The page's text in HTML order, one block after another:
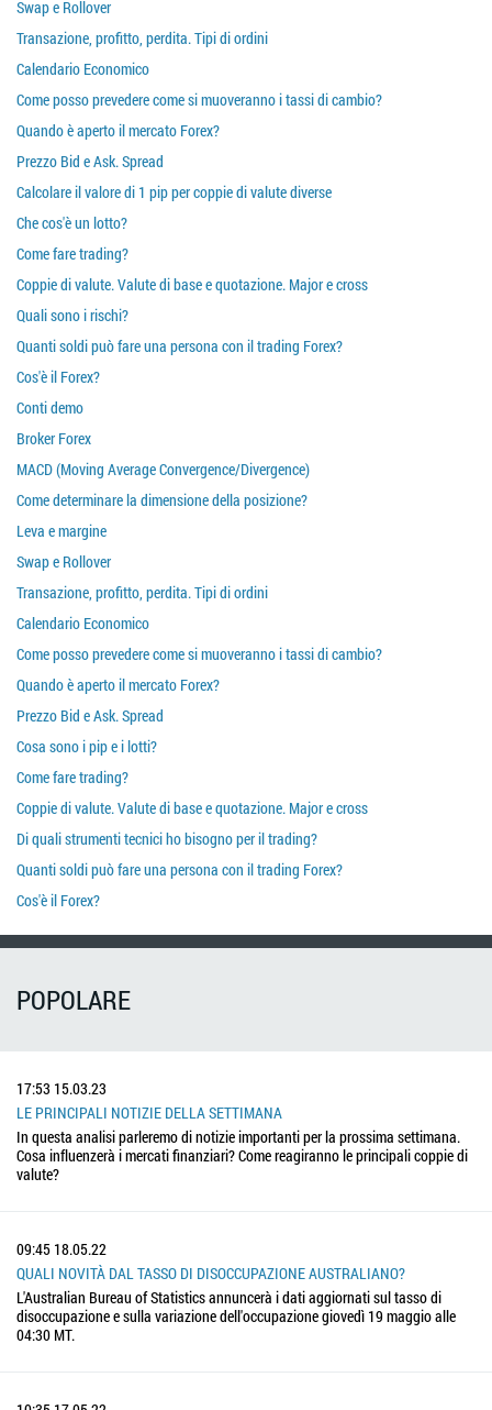
Swap e Rollover
Transazione, profitto, perdita. Tipi di ordini
Calendario Economico
Come posso prevedere come si muoveranno i tassi di cambio?
Quando è aperto il mercato Forex?
Prezzo Bid e Ask. Spread
Calcolare il valore di 1 pip per coppie di valute diverse
Che cos'è un lotto?
Come fare trading?
Coppie di valute. Valute di base e quotazione. Major e cross
Quali sono i rischi?
Quanti soldi può fare una persona con il trading Forex?
Cos'è il Forex?
Conti demo
Broker Forex
MACD (Moving Average Convergence/Divergence)
Come determinare la dimensione della posizione?
Leva e margine
Swap e Rollover
Transazione, profitto, perdita. Tipi di ordini
Calendario Economico
Come posso prevedere come si muoveranno i tassi di cambio?
Quando è aperto il mercato Forex?
Prezzo Bid e Ask. Spread
Cosa sono i pip e i lotti?
Come fare trading?
Coppie di valute. Valute di base e quotazione. Major e cross
Di quali strumenti tecnici ho bisogno per il trading?
Quanti soldi può fare una persona con il trading Forex?
Cos'è il Forex?
POPOLARE
17:53 15.03.23
LE PRINCIPALI NOTIZIE DELLA SETTIMANA
In questa analisi parleremo di notizie importanti per la prossima settimana.
Cosa influenzerà i mercati finanziari? Come reagiranno le principali coppie di
valute?
09:45 18.05.22
QUALI NOVITÀ DAL TASSO DI DISOCCUPAZIONE AUSTRALIANO?
L'Australian Bureau of Statistics annuncerà i dati aggiornati sul tasso di
disoccupazione e sulla variazione dell'occupazione giovedì 19 maggio alle
04:30 MT.